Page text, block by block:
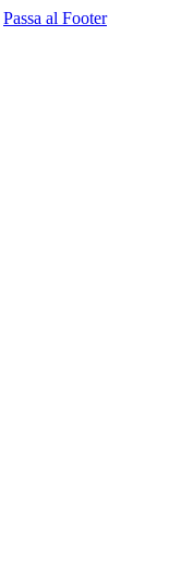
Passa al Footer